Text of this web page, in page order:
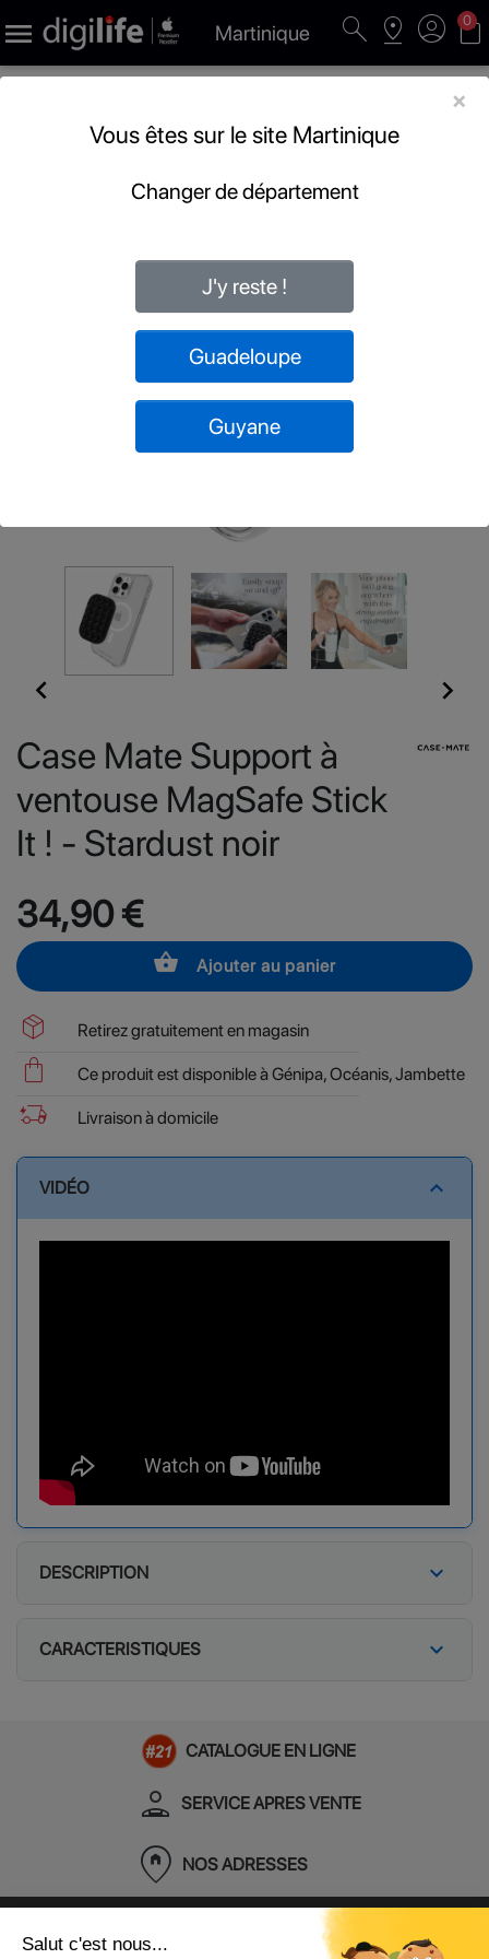
 Martinique search pin_drop account_circle shopping_bag
0
 
Case Mate Support à
ventouse MagSafe Stick
It ! - Stardust noir
34,90 €
shopping_basket Ajouter au panier
package_2 Retirez gratuitement en magasin
shopping_bag Ce produit est disponible à Génipa, Océanis, Jambette
delivery_truck_bolt Livraison à domicile
VIDÉO expand_less
DESCRIPTION expand_more
CARACTERISTIQUES expand_more
CATALOGUE EN LIGNE
person_apron SERVICE APRES VENTE
home_pin NOS ADRESSES
×
Vous êtes sur le site Martinique
Changer de département
J'y reste !
Guadeloupe
Guyane